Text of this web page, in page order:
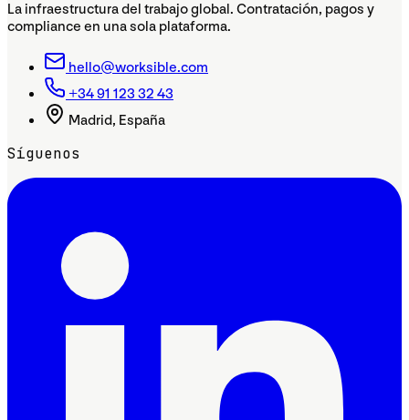
La infraestructura del trabajo global. Contratación, pagos y
compliance en una sola plataforma.
hello@worksible.com
+34 91 123 32 43
Madrid, España
Síguenos